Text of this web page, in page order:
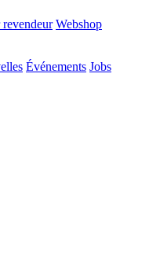
Webshop
Événements Jobs